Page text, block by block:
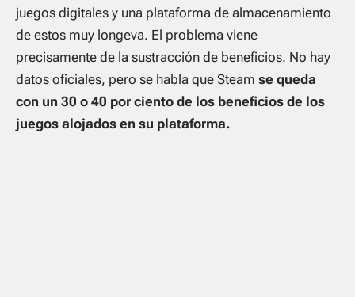
juegos digitales y una plataforma de almacenamiento
de estos muy longeva. El problema viene
precisamente de la sustracción de beneficios. No hay
datos oficiales, pero se habla que Steam se queda
con un 30 o 40 por ciento de los beneficios de los
juegos alojados en su plataforma.